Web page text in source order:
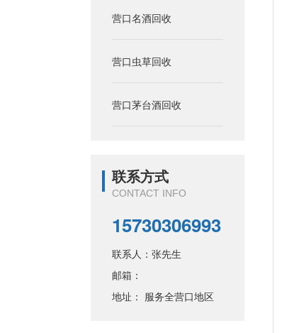
营口名酒回收
营口虫草回收
营口茅台酒回收
联系方式
CONTACT INFO
15730306993
联系人：张先生
邮箱：
地址： 服务全营口地区